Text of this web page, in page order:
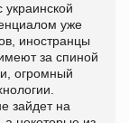
украинской
уже
иностранцы
за спиной
огромный
зайдет на